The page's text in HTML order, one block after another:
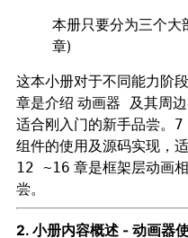
本册只要分为三个大
章)
这本小册对于不同能力阶段
章是介绍 动画器 及其周
适合刚入门的新手品尝。
组件的使用及源码实现，
12 ~16 章是框架层动画
尝。
2. 小册内容概述 - 动画器